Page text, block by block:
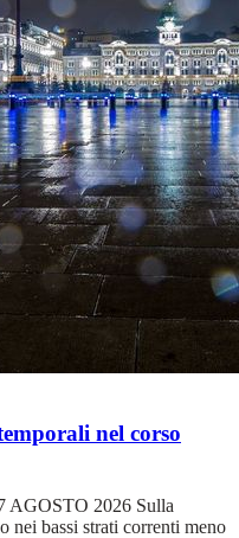
nel corso
2026 Sulla
nei bassi strati correnti meno